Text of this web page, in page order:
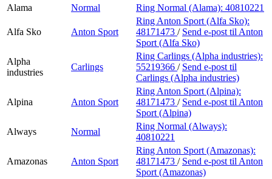
Alama
Normal Ring Normal (Alama): 40810221
Alfa Sko Anton Sport
Ring Anton Sport (Alfa Sko):
48171473 / Send e-post til Anton
Sport (Alfa Sko)
Alpha
industries
Carlings
Ring Carlings (Alpha industries):
55219366 / Send e-post til
Carlings (Alpha industries)
Alpina Anton Sport
Ring Anton Sport (Alpina):
48171473 / Send e-post til Anton
Sport (Alpina)
Always
Normal
Ring Normal (Always):
40810221
Amazonas Anton Sport
Ring Anton Sport (Amazonas):
48171473 / Send e-post til Anton
Sport (Amazonas)